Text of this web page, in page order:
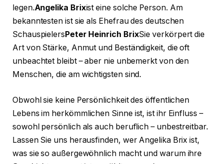
legen.Angelika Brixist eine solche Person. Am
bekanntesten ist sie als Ehefrau des deutschen
Schauspielers Peter Heinrich BrixSie verkörpert die
Art von Stärke, Anmut und Beständigkeit, die oft
unbeachtet bleibt – aber nie unbemerkt von den
Menschen, die am wichtigsten sind.
Obwohl sie keine Persönlichkeit des öffentlichen
Lebens im herkömmlichen Sinne ist, ist ihr Einfluss –
sowohl persönlich als auch beruflich – unbestreitbar.
Lassen Sie uns herausfinden, wer Angelika Brix ist,
was sie so außergewöhnlich macht und warum ihre